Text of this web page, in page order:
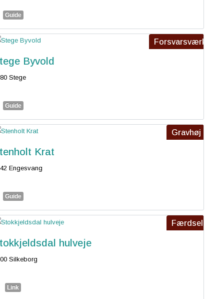
Guide
Forsvarsværk
Byvold
Stege
Guide
Gravhøj
Krat
Engesvang
Guide
Færdsel
hulveje
Silkeborg
Link